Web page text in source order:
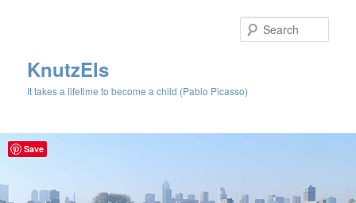
KnutzEls
It takes a lifetime to become a child (Pablo Picasso)
Save